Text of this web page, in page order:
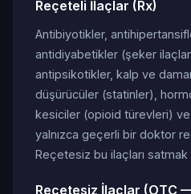
Reçeteli İlaçlar (Rx)
Antibiyotikler,
antidiyabetikler (şeker
antipsikotikler, kalp ve
düşürücüler (statinler),
kesiciler (opioid türevleri) ve
yalnızca geçerli bir doktor
Reçetesiz bu ilaçları satmak
Reçetesiz İlaçlar (OTC